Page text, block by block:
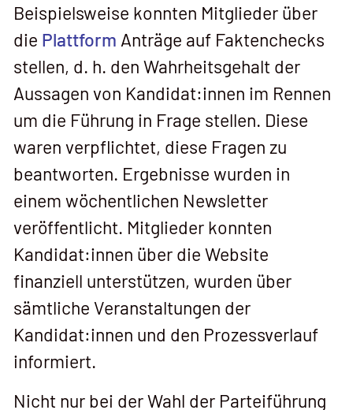
Beispielsweise konnten Mitglieder über
die Plattform Anträge auf Faktenchecks
stellen, d. h. den Wahrheitsgehalt der
Aussagen von Kandidat:innen im Rennen
um die Führung in Frage stellen. Diese
waren verpflichtet, diese Fragen zu
beantworten. Ergebnisse wurden in
einem wöchentlichen Newsletter
veröffentlicht. Mitglieder konnten
Kandidat:innen über die Website
finanziell unterstützen, wurden über
sämtliche Veranstaltungen der
Kandidat:innen und den Prozessverlauf
informiert.
Nicht nur bei der Wahl der Parteiführung